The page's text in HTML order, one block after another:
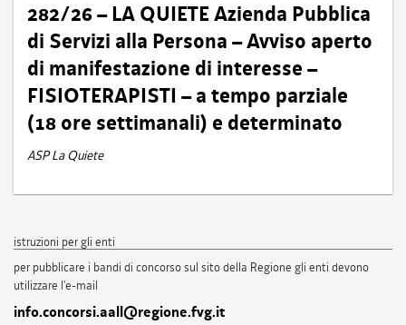
282/26 – LA QUIETE Azienda Pubblica
di Servizi alla Persona – Avviso aperto
di manifestazione di interesse –
FISIOTERAPISTI – a tempo parziale
(18 ore settimanali) e determinato
ASP La Quiete
istruzioni per gli enti
per pubblicare i bandi di concorso sul sito della Regione gli enti devono
utilizzare l'e-mail
info.concorsi.aall@regione.fvg.it